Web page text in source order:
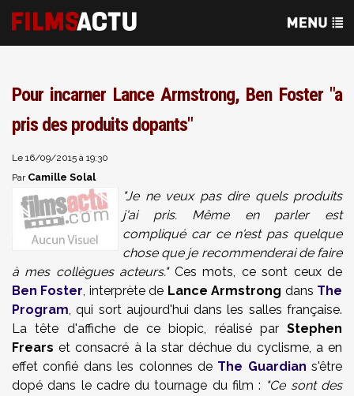
Pour incarner Lance Armstrong, Ben Foster "a
pris des produits dopants"
Le 16/09/2015 à 19:30
Par Camille Solal
"Je ne veux pas dire quels produits
j'ai pris. Même en parler est
compliqué car ce n'est pas quelque
chose que je recommenderai de faire
à mes collègues acteurs." Ces mots, ce sont ceux de
Ben Foster, interprète de Lance Armstrong dans The
Program, qui sort aujourd'hui dans les salles française.
La tête d'affiche de ce biopic, réalisé par Stephen
Frears et consacré à la star déchue du cyclisme, a en
effet confié dans les colonnes de The Guardian s'être
dopé dans le cadre du tournage du film : "Ce sont des